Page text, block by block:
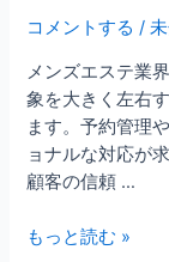
コメントする /
メンズエステ業
象を大きく左右
ます。予約管理
ョナルな対応が
顧客の信頼 …
もっと読む »